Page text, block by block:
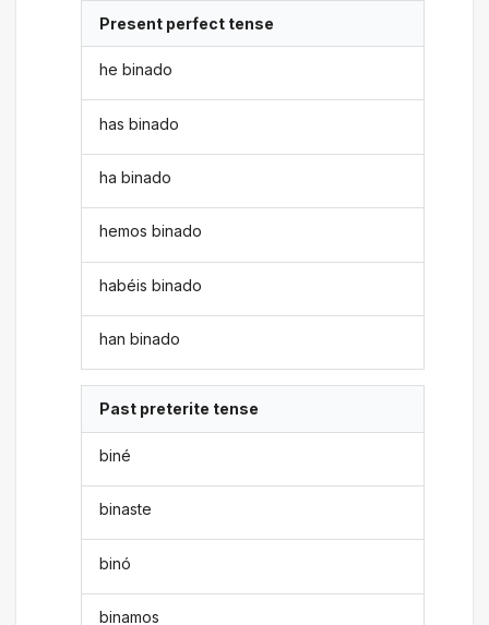
Present perfect tense
he binado
has binado
ha binado
hemos binado
habéis binado
han binado
Past preterite tense
biné
binaste
binó
binamos